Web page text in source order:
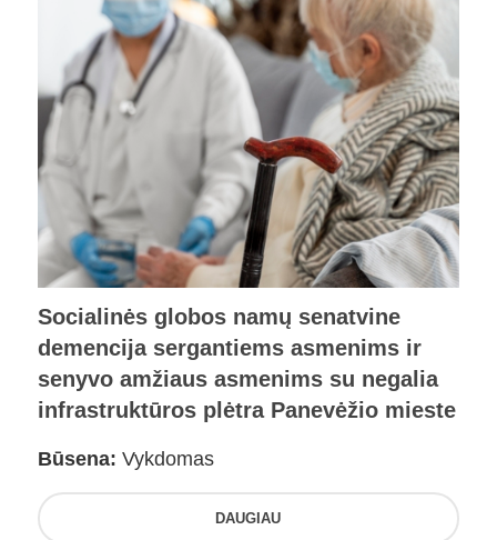
Socialinės globos namų senatvine
demencija sergantiems asmenims ir
senyvo amžiaus asmenims su negalia
infrastruktūros plėtra Panevėžio mieste
Būsena: Vykdomas
DAUGIAU